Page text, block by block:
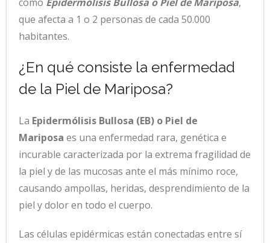
como Epidermólisis Bullosa o Piel de Mariposa,
que afecta a 1 o 2 personas de cada 50.000
habitantes.
¿En qué consiste la enfermedad
de la Piel de Mariposa?
La Epidermólisis Bullosa (EB) o Piel de
Mariposa es una enfermedad rara, genética e
incurable caracterizada por la extrema fragilidad de
la piel y de las mucosas ante el más mínimo roce,
causando ampollas, heridas, desprendimiento de la
piel y dolor en todo el cuerpo.
Las células epidérmicas están conectadas entre sí